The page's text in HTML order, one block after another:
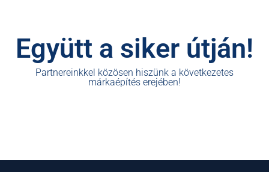
Együtt a siker útján!
Partnereinkkel közösen hiszünk a következetes
márkaépítés erejében!